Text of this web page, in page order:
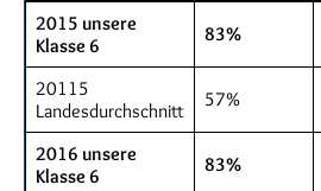
2015 unsere
Klasse 6
83%
20115
Landesdurchschnitt
57%
2016 unsere
Klasse 6
83%